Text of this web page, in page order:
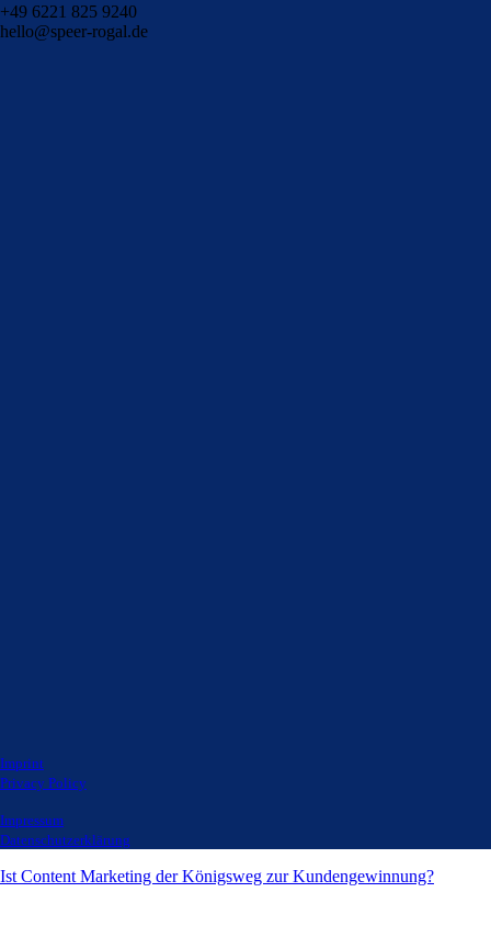
+49 6221 825 9240
hello@speer-rogal.de
Imprint
Privacy Policy
Impressum
Datenschutzerklärung
Ist Content Marketing der Königsweg zur Kundengewinnung?